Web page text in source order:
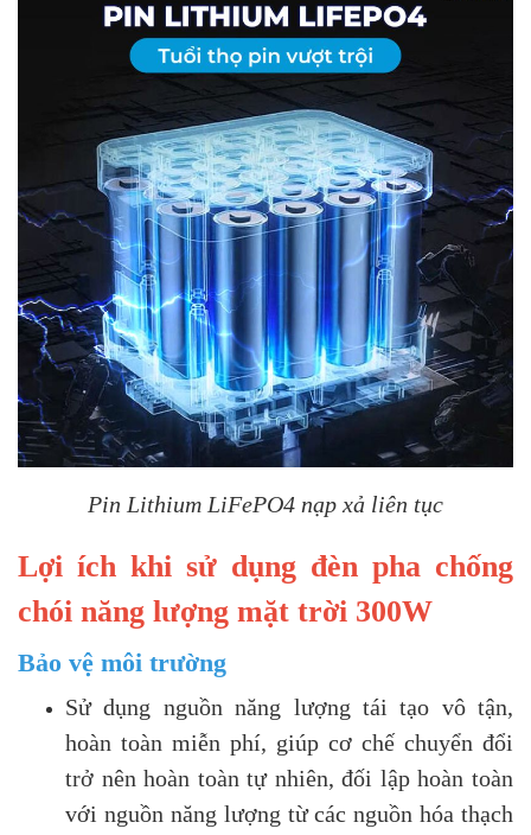
Pin Lithium LiFePO4 nạp xả liên tục
Lợi ích khi sử dụng đèn pha chống
chói năng lượng mặt trời 300W
Bảo vệ môi trường
Sử dụng nguồn năng lượng tái tạo vô tận,
hoàn toàn miễn phí, giúp cơ chế chuyển đổi
trở nên hoàn toàn tự nhiên, đối lập hoàn toàn
với nguồn năng lượng từ các nguồn hóa thạch